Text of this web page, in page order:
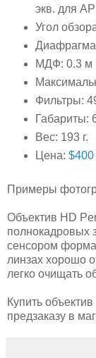
экв. для
Угол
МДФ: 0.3 м
Фильтры:
Габариты:
Вес: 193 г.
Цена: $400
Примеры
Объектив HD
полнокадровых
сенсором
линзах хорошо
легко очищать
Купить
предзаказу в